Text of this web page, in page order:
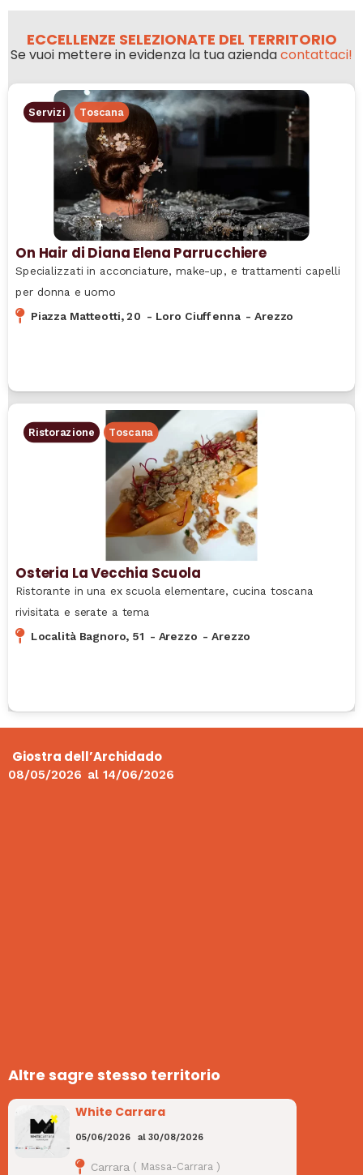
ECCELLENZE SELEZIONATE DEL TERRITORIO
Se vuoi mettere in evidenza la tua aziendacontattaci!
Servizi Toscana
On Hair di Diana Elena Parrucchiere
Specializzati in acconciature, make-up, e trattamenti capelli
per donna e uomo
Piazza Matteotti, 20 - Loro Ciuffenna -Arezzo
Ristorazione Toscana
Osteria La Vecchia Scuola
Ristorante in una ex scuola elementare, cucina toscana
rivisitata e serate a tema
Località Bagnoro, 51 - Arezzo -Arezzo
Giostra dell’Archidado
08/05/2026 al 14/06/2026
Altre sagre stesso territorio
White Carrara
05/06/2026 al30/08/2026
Carrara ( Massa-Carrara )